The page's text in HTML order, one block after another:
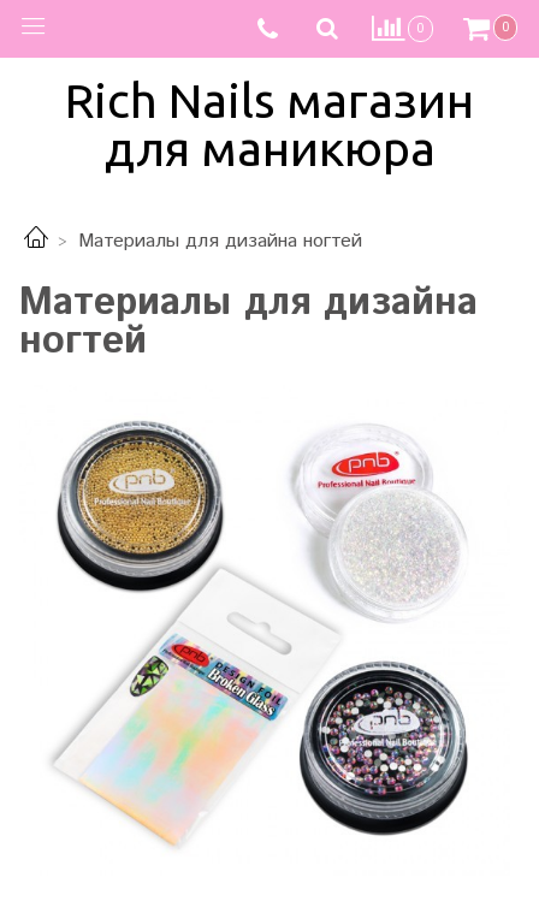
0 0
Rich Nails магазин
для маникюра
Материалы для дизайна ногтей
Материалы для дизайна
ногтей